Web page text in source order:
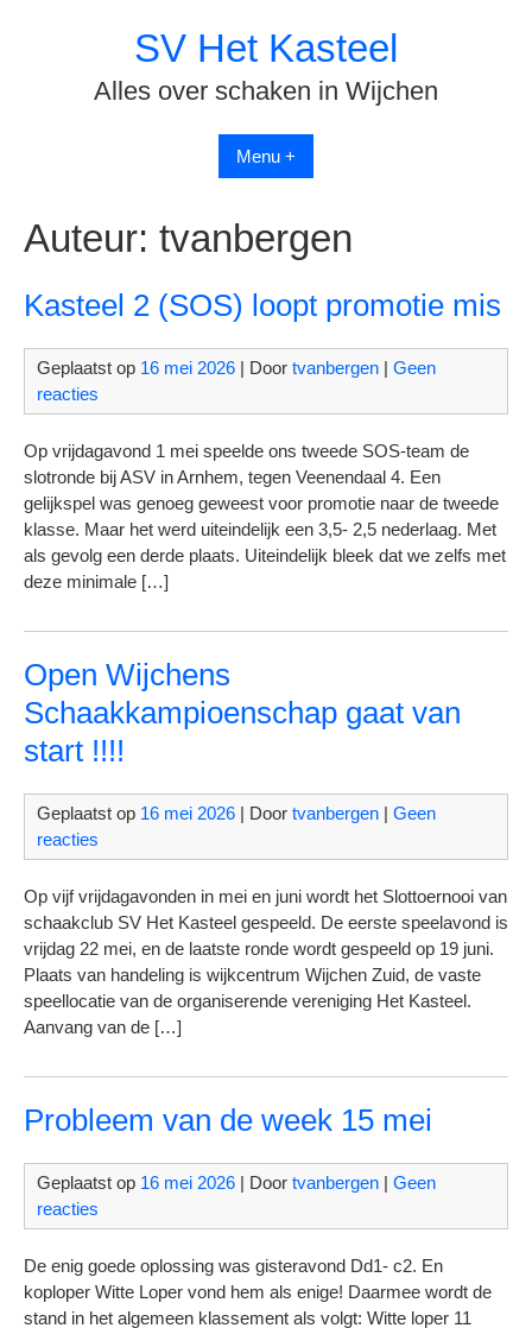
SV Het Kasteel
Alles over schaken in Wijchen
Menu +
Auteur: tvanbergen
Kasteel 2 (SOS) loopt promotie mis
Geplaatst op 16 mei 2026 | Door tvanbergen | Geen
reacties
Op vrijdagavond 1 mei speelde ons tweede SOS-team de
slotronde bij ASV in Arnhem, tegen Veenendaal 4. Een
gelijkspel was genoeg geweest voor promotie naar de tweede
klasse. Maar het werd uiteindelijk een 3,5- 2,5 nederlaag. Met
als gevolg een derde plaats. Uiteindelijk bleek dat we zelfs met
deze minimale […]
Open Wijchens
Schaakkampioenschap gaat van
start !!!!
Geplaatst op 16 mei 2026 | Door tvanbergen | Geen
reacties
Op vijf vrijdagavonden in mei en juni wordt het Slottoernooi van
schaakclub SV Het Kasteel gespeeld. De eerste speelavond is
vrijdag 22 mei, en de laatste ronde wordt gespeeld op 19 juni.
Plaats van handeling is wijkcentrum Wijchen Zuid, de vaste
speellocatie van de organiserende vereniging Het Kasteel.
Aanvang van de […]
Probleem van de week 15 mei
Geplaatst op 16 mei 2026 | Door tvanbergen | Geen
reacties
De enig goede oplossing was gisteravond Dd1- c2. En
koploper Witte Loper vond hem als enige! Daarmee wordt de
stand in het algemeen klassement als volgt: Witte loper 11